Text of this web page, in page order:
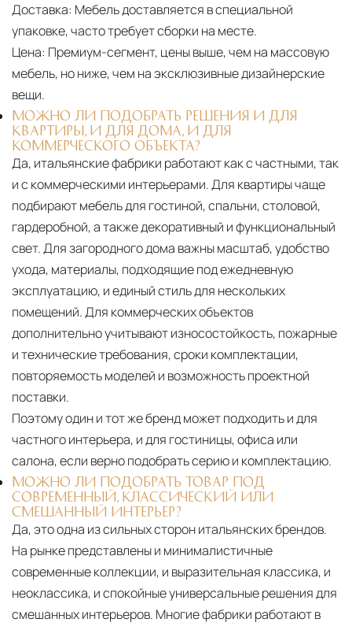
Доставка: Мебель доставляется в специальной
упаковке, часто требует сборки на месте.
Цена: Премиум-сегмент, цены выше, чем на массовую
мебель, но ниже, чем на эксклюзивные дизайнерские
вещи.
МОЖНО ЛИ ПОДОБРАТЬ РЕШЕНИЯ И ДЛЯ
КВАРТИРЫ, И ДЛЯ ДОМА, И ДЛЯ
КОММЕРЧЕСКОГО ОБЪЕКТА?
Да, итальянские фабрики работают как с частными, так
и с коммерческими интерьерами. Для квартиры чаще
подбирают мебель для гостиной, спальни, столовой,
гардеробной, а также декоративный и функциональный
свет. Для загородного дома важны масштаб, удобство
ухода, материалы, подходящие под ежедневную
эксплуатацию, и единый стиль для нескольких
помещений. Для коммерческих объектов
дополнительно учитывают износостойкость, пожарные
и технические требования, сроки комплектации,
повторяемость моделей и возможность проектной
поставки.
Поэтому один и тот же бренд может подходить и для
частного интерьера, и для гостиницы, офиса или
салона, если верно подобрать серию и комплектацию.
МОЖНО ЛИ ПОДОБРАТЬ ТОВАР ПОД
СОВРЕМЕННЫЙ, КЛАССИЧЕСКИЙ ИЛИ
СМЕШАННЫЙ ИНТЕРЬЕР?
Да, это одна из сильных сторон итальянских брендов.
На рынке представлены и минималистичные
современные коллекции, и выразительная классика, и
неоклассика, и спокойные универсальные решения для
смешанных интерьеров. Многие фабрики работают в